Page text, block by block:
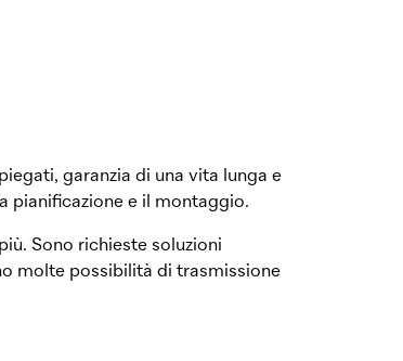
garanzia di una vita lunga e
pianificazione e il montaggio.
Sono richieste soluzioni
molte possibilità di trasmissione